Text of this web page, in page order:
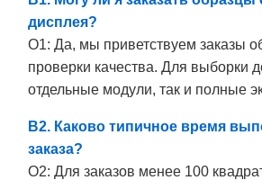
дисплея?
О1: Да, мы приветствуем заказы
проверки качества. Для выборки
отдельные модули, так и полные
В2. Каково типичное время
заказа?
О2: Для заказов менее 100